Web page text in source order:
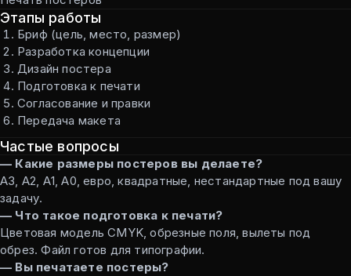
Этапы работы
Бриф (цель, место, размер)
Разработка концепции
Дизайн постера
Подготовка к печати
Согласование и правки
Передача макета
Частые вопросы
— Какие размеры постеров вы делаете?
А3, А2, А1, А0, евро, квадратные, нестандартные под вашу
задачу.
— Что такое подготовка к печати?
Цветовая модель CMYK, обрезные поля, вылеты под
обрез. Файл готов для типографии.
— Вы печатаете постеры?